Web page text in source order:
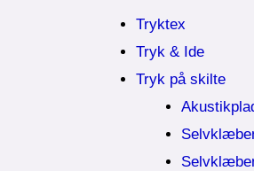
Tryktex
Tryk & Ide
Tryk på skilte